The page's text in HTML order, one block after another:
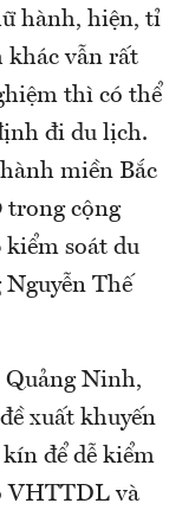
hành, hiện, tỉ
khác vẫn rất
thì có thể
đi du lịch.
miền Bắc
trong cộng
kiểm soát du
Thế
Ninh,
xuất khuyến
để dễ kiểm
VHTTDL và